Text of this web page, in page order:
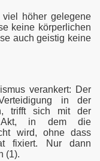
höher gelegene
keine körperlichen
auch geistig keine
verankert: Der
in der
trifft sich mit der
Akt, in dem die
wird, ohne dass
fixiert. Nur dann
(1).